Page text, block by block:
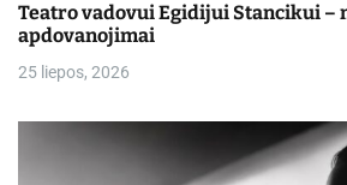
Teatro vadovui Egidijui Stancikui –
apdovanojimai
25 liepos, 2026